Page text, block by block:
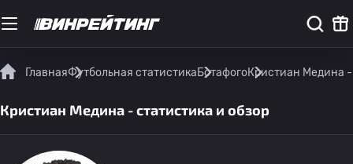
ГлавнаяФутбольная статистикаБотафогоКристиан Медина -
Кристиан Медина - статистика и обзор